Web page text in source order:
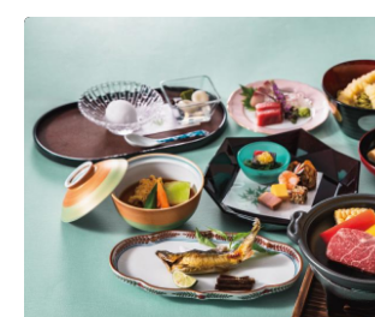
空き状況カレンダー
空きなし